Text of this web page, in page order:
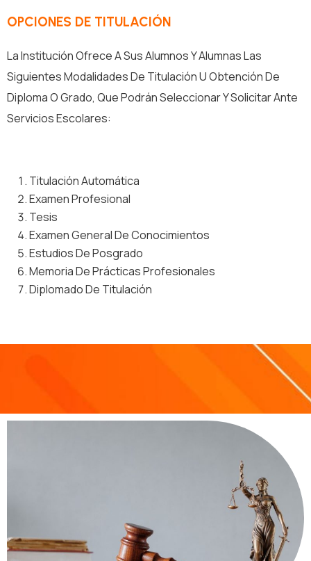
OPCIONES DE TITULACIÓN
La Institución Ofrece A Sus Alumnos Y Alumnas Las
Siguientes Modalidades De Titulación U Obtención De
Diploma O Grado, Que Podrán Seleccionar Y Solicitar Ante
Servicios Escolares:
Titulación Automática
Examen Profesional
Tesis
Examen General De Conocimientos
Estudios De Posgrado
Memoria De Prácticas Profesionales
Diplomado De Titulación